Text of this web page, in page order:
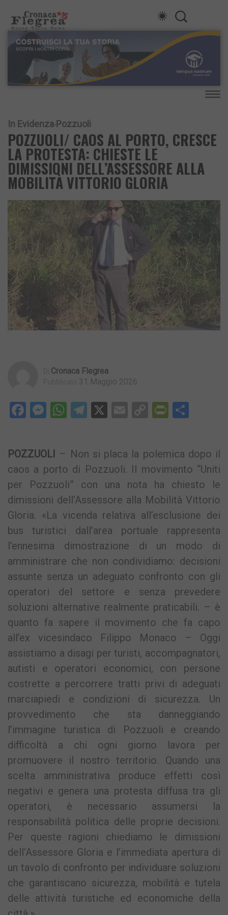
In Evidenza Pozzuoli
POZZUOLI/ CAOS AL PORTO, CRESCE
LA PROTESTA: CHIESTE LE
DIMISSIONI DELL’ASSESSORE ALLA
MOBILITÀ VITTORIO GLORIA
Cronaca Flegrea
31 Maggio 2026
Facebook
Messenger
WhatsApp
Telegram
X EmailCopy
POZZUOLI
– Non si placa la polemica dopo il
caos a porto di Pozzuoli. Il movimento “Uniti
per Pozzuoli” con una nota ha chiesto le
dimissioni dell’Assessore alla Mobilità Vittorio
Gloria. «La vicenda relativa all’esclusione dei
bus turistici dall’area portuale rappresenta
l’ennesima dimostrazione di un modo di
amministrare che non condividiamo: decisioni
assunte senza un adeguato confronto con gli
operatori del settore e senza prevedere
soluzioni alternative realmente praticabili. – è
quanto fa sapere il movimento che fa capo
all’ex vicesindaco Filippo Monaco – Oggi
assistiamo a disagi per turisti, accompagnatori,
autisti e operatori economici, con persone
costrette a percorrere tratti privi di adeguati
marciapiedi e condizioni di sicurezza. Un
provvedimento che sta danneggiando
l’immagine turistica di Pozzuoli e creando
difficoltà a chi ogni giorno lavora per
promuovere il nostro territorio. Quando una
scelta amministrativa produce effetti così
negativi e genera una protesta diffusa tra gli
operatori, è necessario assumersi la
responsabilità politica delle proprie decisioni.
Per queste ragioni chiediamo le dimissioni
dell’Assessore Gloria e l’immediata apertura di
un tavolo di confronto per individuare soluzioni
che garantiscano sicurezza, mobilità e tutela
delle attività turistiche ed economiche della